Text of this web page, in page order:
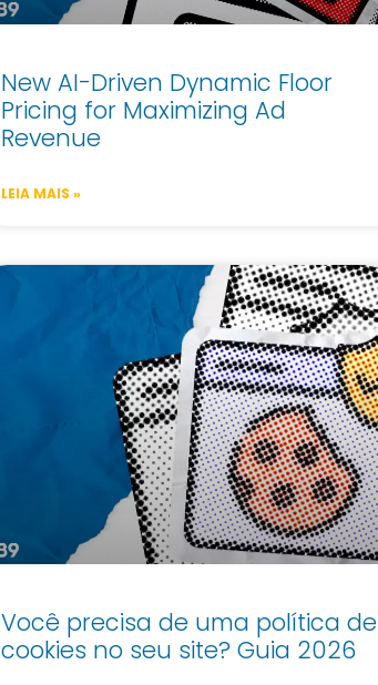
New AI-Driven Dynamic Floor
Pricing for Maximizing Ad
Revenue
LEIA MAIS »
Você precisa de uma política de
cookies no seu site? Guia 2026